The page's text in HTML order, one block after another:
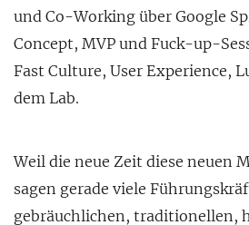
und Co-Working über Google
Concept, MVP und Fuck-up-
Fast Culture, User Experience,
dem Lab.
Weil die neue Zeit diese neuen
sagen gerade viele
gebräuchlichen, traditionellen,